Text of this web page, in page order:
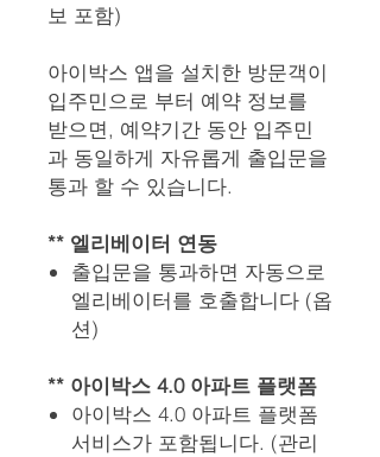
보 포함)
아이박스 앱을 설치한 방문객이
입주민으로 부터 예약 정보를
받으면, 예약기간 동안 입주민
과 동일하게 자유롭게 출입문을
통과 할 수 있습니다.
** 엘리베이터 연동
출입문을 통과하면 자동으로
엘리베이터를 호출합니다 (옵
션)
** 아이박스 4.0 아파트 플랫폼
아이박스 4.0 아파트 플랫폼
서비스가 포함됩니다. (관리